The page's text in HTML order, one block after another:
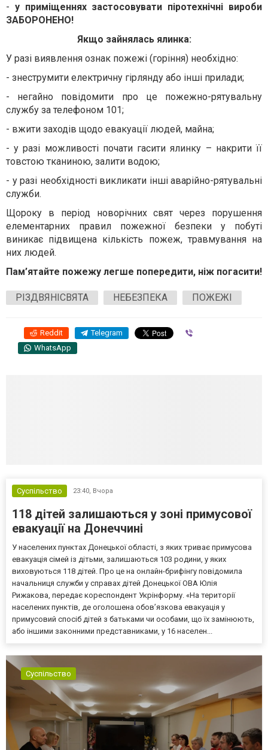
- у приміщеннях застосовувати піротехнічні вироби
ЗАБОРОНЕНО!
Якщо зайнялась ялинка:
У разі виявлення ознак пожежі (горіння) необхідно:
- знеструмити електричну гірлянду або інші прилади;
- негайно повідомити про це пожежно-рятувальну
службу за телефоном 101;
- вжити заходів щодо евакуації людей, майна;
- у разі можливості почати гасити ялинку – накрити її
товстою тканиною, залити водою;
- у разі необхідності викликати інші аварійно-рятувальні
служби.
Щороку в період новорічних свят через порушення
елементарних правил пожежної безпеки у побуті
виникає підвищена кількість пожеж, травмування на
них людей.
Пам’ятайте пожежу легше попередити, ніж погасити!
РІЗДВЯНІСВЯТА НЕБЕЗПЕКА ПОЖЕЖІ
Reddit Telegram
WhatsApp
Суспільство 23:40, Вчора
118 дітей залишаються у зоні примусової
евакуації на Донеччині
У населених пунктах Донецької області, з яких триває примусова
евакуація сімей із дітьми, залишаються 103 родини, у яких
виховуються 118 дітей. Про це на онлайн-брифінгу повідомила
начальниця служби у справах дітей Донецької ОВА Юлія
Рижакова, передає кореспондент Укрінформу. «На території
населених пунктів, де оголошена обов’язкова евакуація у
примусовий спосіб дітей з батьками чи особами, що їх замінюють,
або іншими законними представниками, у 16 населен...
Суспільство